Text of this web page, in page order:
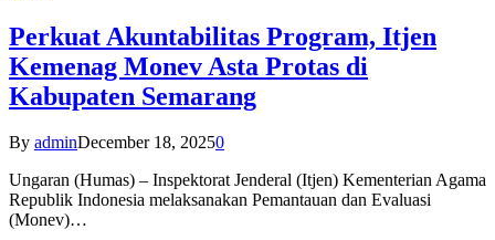
Perkuat Akuntabilitas Program, Itjen
Kemenag Monev Asta Protas di
Kabupaten Semarang
By adminDecember 18, 20250
Ungaran (Humas) – Inspektorat Jenderal (Itjen) Kementerian Agama
Republik Indonesia melaksanakan Pemantauan dan Evaluasi
(Monev)…